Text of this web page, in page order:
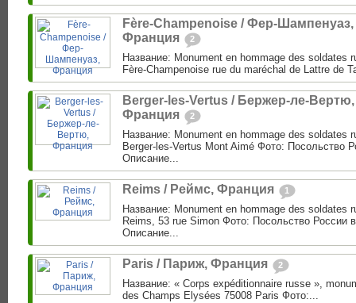
Fère-Champenoise / Фер-Шампенуаз,
Франция
2
Название: Monument en hommage des soldates
Fère-Champenoise rue du maréchal de Lattre de
Berger-les-Vertus / Бержер-ле-Вертю,
Франция
2
Название: Monument en hommage des soldates
Berger-les-Vertus Mont Aimé Фото: Посольство
Описание...
Reims / Реймс, Франция 1
Название: Monument en hommage des soldates
Reims, 53 rue Simon Фото: Посольство России
Описание...
Paris / Париж, Франция 2
Название: « Corps expéditionnaire russe »,
des Champs Elysées 75008 Paris Фото:...